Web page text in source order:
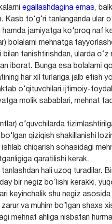
egallashdagina emas,
Kasb to‘g‘ri tanlanganda ular
jamiyatga ko‘proq naf
bolalarni mehnatga
bilan tanishtirishdan, ularda
iborat. Bunga esa bolalarni
har xil turlariga jalb etish
o‘qituvchilari ijtimoiy-
molik sabablari, mehnat
o‘quvchilarda
qiziqish shakillanishi
ishlab chiqarish sohasidagi
qaratilishi kerak.
hali uzoq turadilar.
bir negiz bo‘lishi kerakki,
keyinchalik shu negiz
va muhim bo’lgan shaxs
mehnat ahliga nisbatan